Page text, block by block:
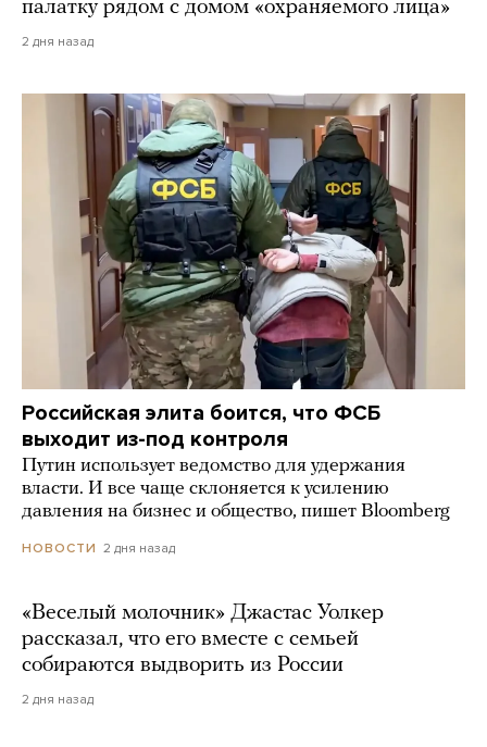
палатку рядом с домом «охраняемого лица»
2 дня назад
Российская элита боится, что ФСБ
выходит из-под контроля
Путин использует ведомство для удержания
власти. И все чаще склоняется к усилению
давления на бизнес и общество, пишет Bloomberg
НОВОСТИ 2 дня назад
«Веселый молочник» Джастас Уолкер
рассказал, что его вместе с семьей
собираются выдворить из России
2 дня назад